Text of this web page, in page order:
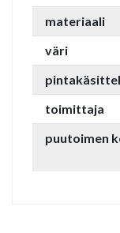
materiaali
väri
toimittaja
puutoimen